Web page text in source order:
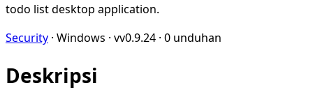
todo list desktop application.
Security · Windows · vv0.9.24 · 0 unduhan
Deskripsi